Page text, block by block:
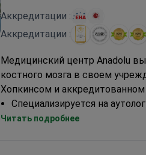
Аккредитации :
Аккредитации :
Медицинский центр Anadolu
костного мозга в своем
Хопкинсом и аккредитованном
Специализируется на
трансплантации, с
Читать подробнее